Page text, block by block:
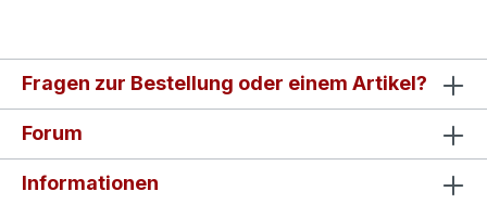
Fragen zur Bestellung oder einem Artikel?
Forum
Informationen